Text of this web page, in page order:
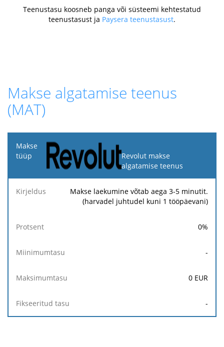
Teenustasu koosneb panga või süsteemi kehtestatud
teenustasust ja Paysera teenustasust.
Makse algatamise teenus
(MAT)
Makse
tüüp
Revolut makse
algatamise teenus
Makse laekumine võtab aega 3-5 minutit.
(harvadel juhtudel kuni 1 tööpäevani)
0%
-
0 EUR
-